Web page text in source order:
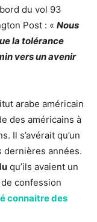
du vol 93
Post : « Nous
la tolérance
vers un avenir
arabe américain
des américains à
Il s’avérait qu’un
dernières années.
qu’ils avaient un
confession
connaitre des